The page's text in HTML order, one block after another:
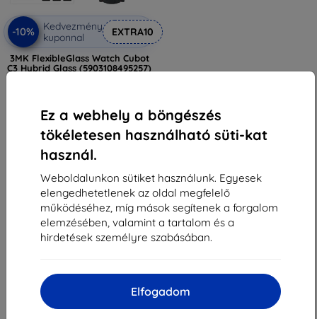
Ez a webhely a böngészés
tökéletesen használható süti-kat
használ.
Weboldalunkon sütiket használunk. Egyesek
elengedhetetlenek az oldal megfelelő
működéséhez, míg mások segítenek a forgalom
elemzésében, valamint a tartalom és a
hirdetések személyre szabásában.
Elfogadom
-10%
Kedvezmény
kuponnal
EXTRA10
3MK FlexibleGlass Watch Cubot
C3 Hybrid Glass (5903108495257)
Utolsó darab raktáron
Összes találat5